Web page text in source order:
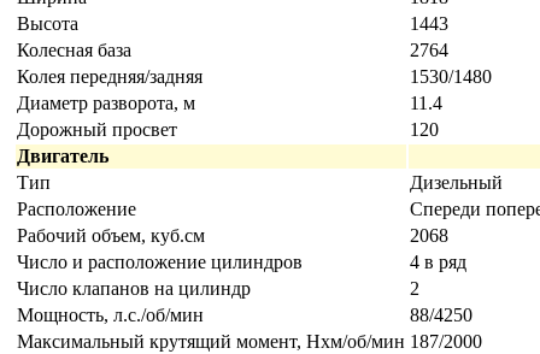
Высота
1443
Колесная база
2764
Колея передняя/задняя
1530/1480
Диаметр разворота, м
11.4
Дорожный просвет
120
Двигатель
Тип
Дизельный
Расположение
Cпереди
Рабочий объем, куб.см
2068
Число и расположение цилиндров
4 в ряд
Число клапанов на цилиндр
2
Мощность, л.с./об/мин
88/4250
Максимальный крутящий момент, Нхм/об/мин 187/2000